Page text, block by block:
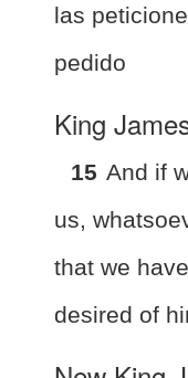
las
pedido
King
15 And if
us,
that we
desired of